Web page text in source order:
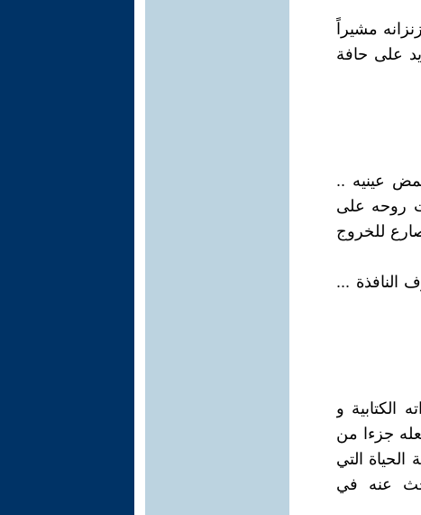
مشيراً
على حافة
عينيه ..
روحه على
للخروج
النافذة ...
الكتابية و
جزءا من
التي
عنه في